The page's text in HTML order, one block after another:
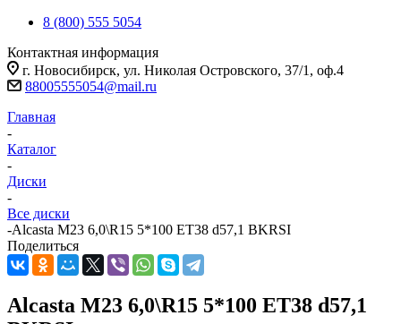
8 (800) 555 5054
Контактная информация
г. Новосибирск, ул. Николая Островского, 37/1, оф.4
88005555054@mail.ru
Главная
-
Каталог
-
Диски
-
Все диски
-Alcasta M23 6,0\R15 5*100 ET38 d57,1 BKRSI
Поделиться
Alcasta M23 6,0\R15 5*100 ET38 d57,1